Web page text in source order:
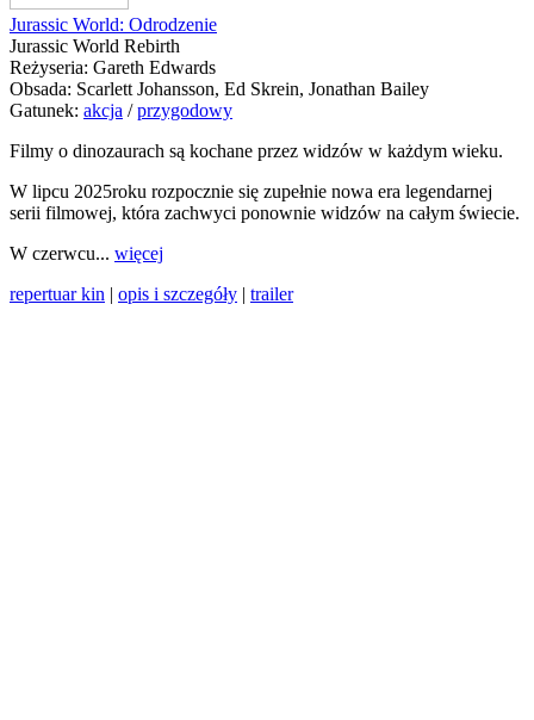
Jurassic World: Odrodzenie
Jurassic World Rebirth
Reżyseria: Gareth Edwards
Obsada: Scarlett Johansson, Ed Skrein, Jonathan Bailey
Gatunek: akcja /przygodowy
Filmy o dinozaurach są kochane przez widzów w każdym wieku.
W lipcu 2025roku rozpocznie się zupełnie nowa era legendarnej
serii filmowej, która zachwyci ponownie widzów na całym świecie.
W czerwcu... więcej
repertuar kin | opis i szczegóły | trailer